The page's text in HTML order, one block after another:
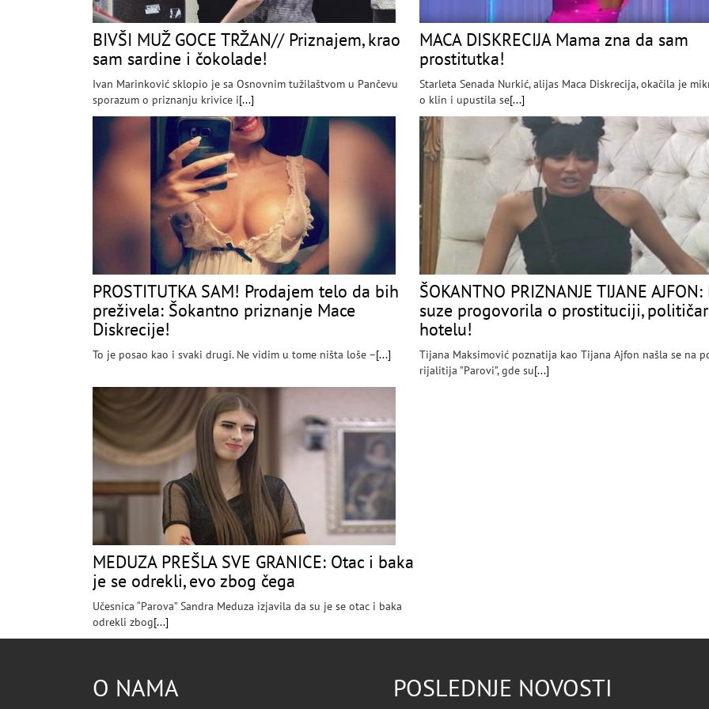
BIVŠI MUŽ GOCE TRŽAN// Priznajem, krao
sam sardine i čokolade!
Ivan Marinković sklopio je sa Osnovnim tužilaštvom u Pančevu
sporazum o priznanju krivice i[...]
MACA DISKRECIJA Mama zna da sam
prostitutka!
Starleta Senada Nurkić, alijas Maca Diskrecija, okačila je
o klin i upustila se[...]
PROSTITUTKA SAM! Prodajem telo da bih
preživela: Šokantno priznanje Mace
Diskrecije!
To je posao kao i svaki drugi. Ne vidim u tome ništa loše –[...]
ŠOKANTNO PRIZNANJE TIJANE AJFON:
suze progovorila o prostituciji,
hotelu!
Tijana Maksimović poznatija kao Tijana Ajfon našla se na
rijalitija ”Parovi”, gde su[...]
MEDUZA PREŠLA SVE GRANICE: Otac i baka
je se odrekli, evo zbog čega
Učesnica “Parova” Sandra Meduza izjavila da su je se otac i baka
odrekli zbog[...]
O NAMA POSLEDNJE NOVOSTI